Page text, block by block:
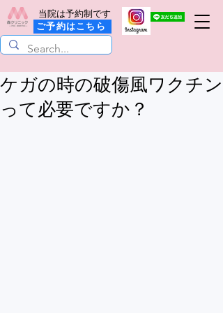
当院は予約制です
ご予約はこちら
ケガの時の破傷風ワクチン
って必要ですか？